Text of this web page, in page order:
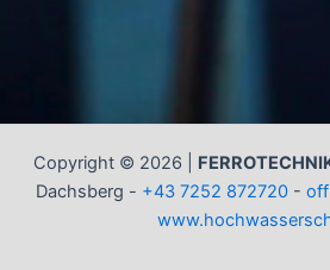
Copyright © 2026 |
Dachsberg - +43 7252 872720-